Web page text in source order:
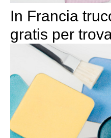
In Francia
gratis per